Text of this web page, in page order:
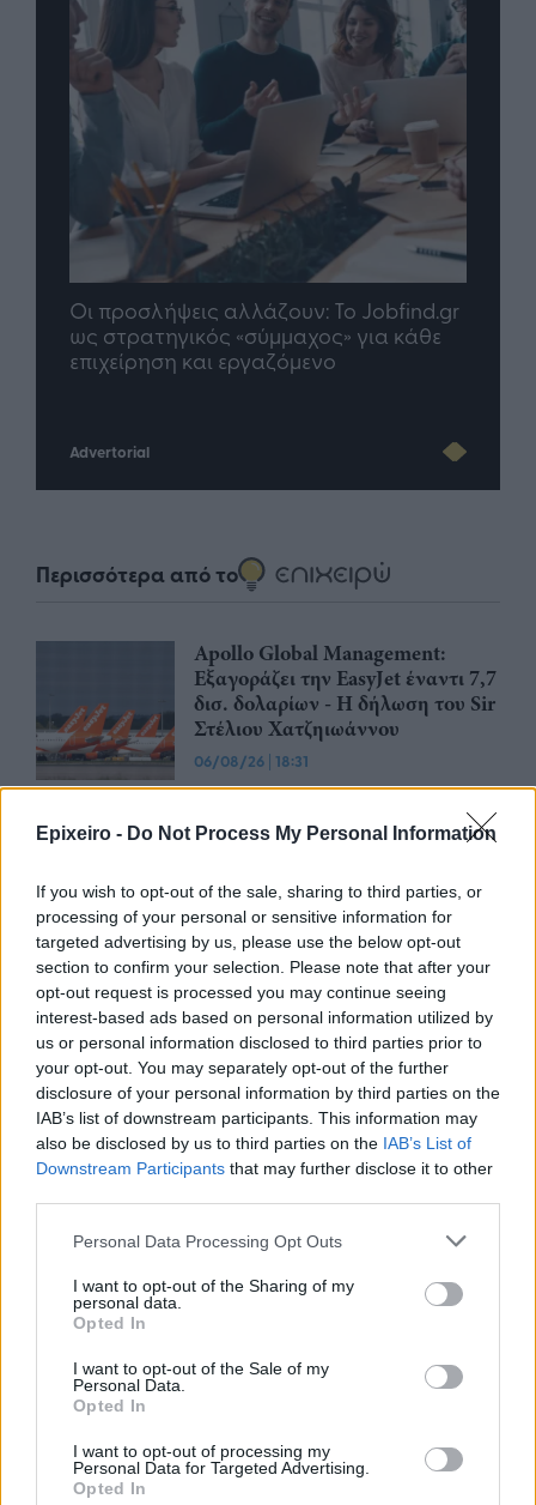
Epixeiro - Do Not Process My Personal Information
If you wish to opt-out of the sale, sharing to third parties, or
processing of your personal or sensitive information for
targeted advertising by us, please use the below opt-out
section to confirm your selection. Please note that after your
opt-out request is processed you may continue seeing
interest-based ads based on personal information utilized by
us or personal information disclosed to third parties prior to
your opt-out. You may separately opt-out of the further
disclosure of your personal information by third parties on the
IAB’s list of downstream participants. This information may
also be disclosed by us to third parties on the IAB’s List of
Downstream Participants that may further disclose it to other
Personal Data Processing Opt Outs
I want to opt-out of the Sharing of my
personal data.
Opted In
I want to opt-out of the Sale of my
Personal Data.
Opted In
I want to opt-out of processing my
Personal Data for Targeted Advertising.
Opted In
Jobfind.gr
κάθε
TP Greece: Πώς διαμορφώνεται το
μέλλον του Insurance στην εποχή του AI
Advertorial
Περισσότερα από το
Apollo Global Management:
Εξαγοράζει την EasyJet έναντι 7,7
δισ. δολαρίων - Η δήλωση του Sir
Στέλιου Χατζηιωάννου
06/08/26 | 18:31
πλατφόρμα myBusinessSupport
επιχειρήσεων
06/08/26 18:07
Ο Όμιλος Qualco επεκτείνει τη
δραστηριότητά του στην ΑΙ με
την απόκτηση πλειοψηφικού
ποσοστού στη Multiverse
06/08/26|17:45
ΕΥΑΘ: Αποκτά νέες
αρμοδιότητες και επεκτείνεται
στη Χαλκιδική
06/08/26|17:41
Συναγερμός από τον ΕΦΕΤ –
Ανακαλεί καραμέλες-ζελεδάκια
06/08/26|16:18
Apple: Προσφεύγει στη
Δικαιοσύνη κατά της OpenAI για